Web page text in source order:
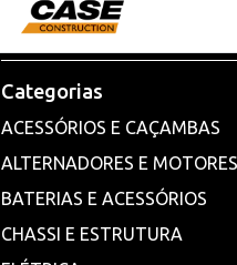
Categorias
ACESSÓRIOS E CAÇAMBAS
ALTERNADORES E
BATERIAS E ACESSÓRIOS
CHASSI E ESTRUTURA